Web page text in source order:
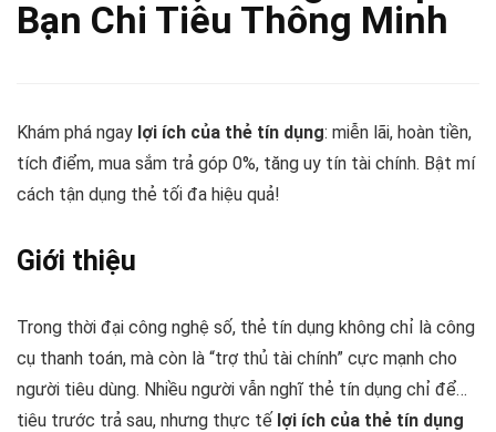
Bạn Chi Tiêu Thông Minh
Khám phá ngay lợi ích của thẻ tín dụng: miễn lãi, hoàn tiền,
tích điểm, mua sắm trả góp 0%, tăng uy tín tài chính. Bật mí
cách tận dụng thẻ tối đa hiệu quả!
Giới thiệu
Trong thời đại công nghệ số, thẻ tín dụng không chỉ là công
cụ thanh toán, mà còn là “trợ thủ tài chính” cực mạnh cho
người tiêu dùng. Nhiều người vẫn nghĩ thẻ tín dụng chỉ để…
tiêu trước trả sau, nhưng thực tế lợi ích của thẻ tín dụng